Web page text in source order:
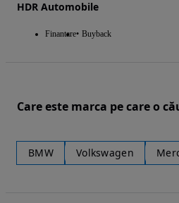
HDR Automobile
Finantare Buyback
Care este marca pe care o
BMW Volkswagen